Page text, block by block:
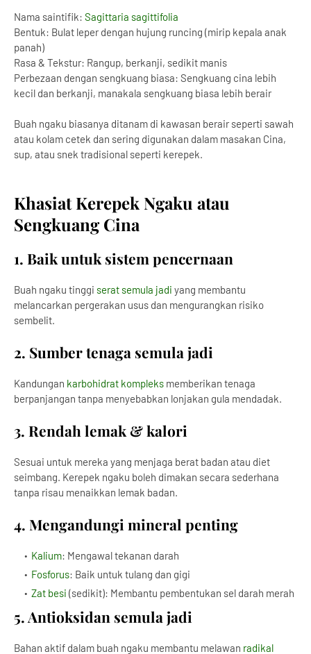
Nama saintifik: Sagittaria sagittifolia
Bentuk: Bulat leper dengan hujung runcing (mirip kepala anak
panah)
Rasa & Tekstur: Rangup, berkanji, sedikit manis
Perbezaan dengan sengkuang biasa: Sengkuang cina lebih
kecil dan berkanji, manakala sengkuang biasa lebih berair
Buah ngaku biasanya ditanam di kawasan berair seperti sawah
atau kolam cetek dan sering digunakan dalam masakan Cina,
sup, atau snek tradisional seperti kerepek.
Khasiat Kerepek Ngaku atau
Sengkuang Cina
1. Baik untuk sistem pencernaan
Buah ngaku tinggi serat semula jadi yang membantu
melancarkan pergerakan usus dan mengurangkan risiko
sembelit.
2. Sumber tenaga semula jadi
Kandungan karbohidrat kompleks memberikan tenaga
berpanjangan tanpa menyebabkan lonjakan gula mendadak.
3. Rendah lemak & kalori
Sesuai untuk mereka yang menjaga berat badan atau diet
seimbang. Kerepek ngaku boleh dimakan secara sederhana
tanpa risau menaikkan lemak badan.
4. Mengandungi mineral penting
Kalium: Mengawal tekanan darah
Fosforus: Baik untuk tulang dan gigi
Zat besi (sedikit): Membantu pembentukan sel darah merah
5. Antioksidan semula jadi
Bahan aktif dalam buah ngaku membantu melawan radikal